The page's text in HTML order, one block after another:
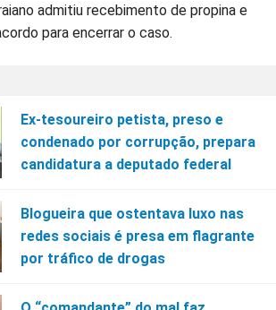
admitiu recebimento de propina e
para encerrar o caso.
Ex-tesoureiro petista, preso e
condenado por corrupção, prepara
candidatura a deputado federal
Blogueira que ostentava luxo nas
redes sociais é presa em flagrante
por tráfico de drogas